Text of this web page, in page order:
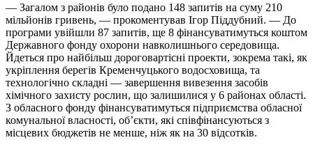
— Загалом з районів було подано 148 запитів на суму 210
мільйонів гривень, — прокоментував Ігор Піддубний. — До
програми увійшли 87 запитів, ще 8 фінансуватимуться коштом
Державного фонду охорони навколишнього середовища.
Йдеться про найбільш дороговартісні проекти, зокрема такі, як
укріплення берегів Кременчуцького водосховища, та
технологічно складні — завершення вивезення засобів
хімічного захисту рослин, що залишилися у 6 районах області.
З обласного фонду фінансуватимуться підприємства обласної
комунальної власності, об’єкти, які співфінансуються з
місцевих бюджетів не менше, ніж як на 30 відсотків.